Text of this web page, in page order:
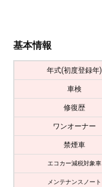
基本情報
年式(初度登録年)
車検
修復歴
ワンオーナー
禁煙車
エコカー減税対象車
メンテナンスノート